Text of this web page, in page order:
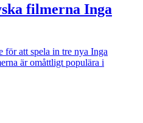
filmerna Inga
att spela in tre nya Inga
är omåttligt populära i